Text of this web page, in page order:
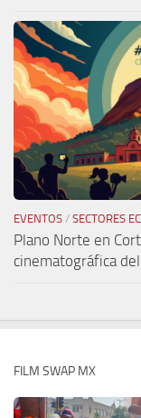
EVENTOS / SECTORES
Plano Norte en
cinematográfica
FILM SWAP MX